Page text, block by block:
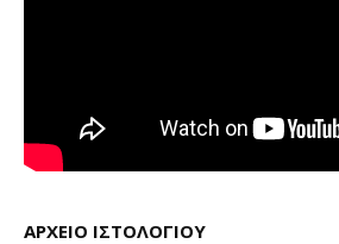
ΑΡΧΕΙΟ ΙΣΤΟΛΟΓΙΟΥ